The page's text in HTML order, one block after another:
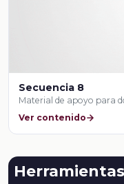
Secuencia 8
Material de apoyo para
Ver contenido